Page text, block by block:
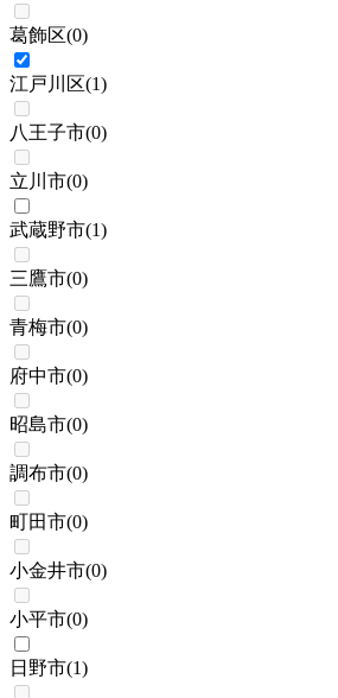
葛飾区(0)
江戸川区(1)
八王子市(0)
立川市(0)
武蔵野市(1)
三鷹市(0)
青梅市(0)
府中市(0)
昭島市(0)
調布市(0)
町田市(0)
小金井市(0)
小平市(0)
日野市(1)